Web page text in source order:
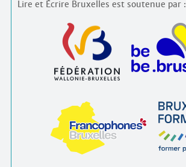
Lire et Écrire Bruxelles est soutenue par :